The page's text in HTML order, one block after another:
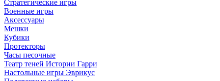
Стратегические игры
Военные игры
Аксессуары
Мешки
Кубики
Протекторы
Часы песочные
Театр теней Истории Гарри
Настольные игры Эврикус